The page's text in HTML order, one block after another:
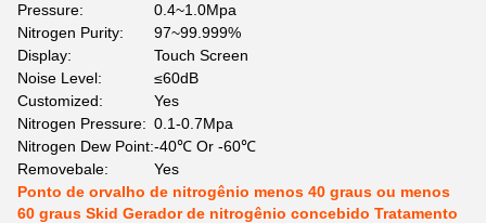
Pressure:
0.4~1.0Mpa
Nitrogen Purity:
97~99.999%
Display:
Touch Screen
Noise Level:
≤60dB
Customized:
Yes
Nitrogen Pressure: 0.1-0.7Mpa
Nitrogen Dew Point:-40℃ Or -60℃
Removebale:
Yes
Ponto de orvalho de nitrogênio menos 40 graus ou menos
60 graus Skid Gerador de nitrogênio concebido Tratamento